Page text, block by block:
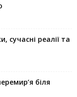
сучасні реалії та
біля